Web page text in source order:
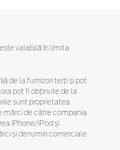
valabilă în limita
de la furnizori terți și pot
pot fi obținute de la
sunt proprietatea
mărci de către compania
iPhone/iPod și
și denumiri comerciale